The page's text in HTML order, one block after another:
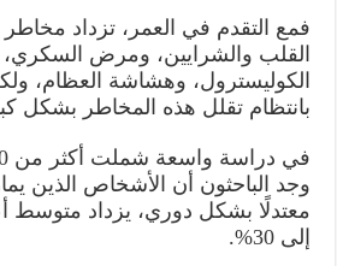
فمع التقدم في العمر، تزداد مخاطر
القلب والشرايين، ومرض السكري،
الكوليسترول، وهشاشة العظام،
بانتظام تقلل هذه المخاطر بشكل
وجد الباحثون أن الأشخاص الذين
معتدلًا بشكل دوري، يزداد متوسط
إلى 30%.